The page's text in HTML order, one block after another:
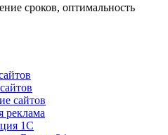
сроков, оптимальность
сайтов
реклама
1С